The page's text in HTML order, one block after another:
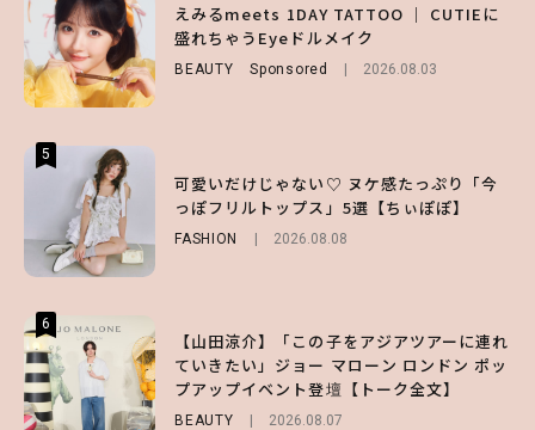
えみるmeets 1DAY TATTOO ｜ CUTIEに
盛れちゃうEyeドルメイク
BEAUTY Sponsored 2026.08.03
5
可愛いだけじゃない♡ ヌケ感たっぷり「今
っぽフリルトップス」5選【ちぃぽぽ】
FASHION 2026.08.08
6
【山田涼介】「この子をアジアツアーに連れ
ていきたい」ジョー マローン ロンドン ポッ
プアップイベント登壇【トーク全文】
BEAUTY 2026.08.07
【大原優乃】夏メイクはプレイフルに！ドキ
ッとしちゃう色っぽ“うるみ目”のつくり方
BEAUTY 2026.08.01
5
えみるmeets 1DAY TATTOO ｜ CUTIEに
盛れちゃうEyeドルメイク
BEAUTY Sponsored
6
【ハローキティ】がスシローと初コラボ♡
第1弾の気になるメニュー＆限定グッズを総
チェック！
LIFESTYLE 2026.07.31
第1弾の気になるメニュー＆限定グッズを総
チェック！
2026.07.31
5
月直伝♡ ドライシャンプー「バティスト」
を使ったプロ級スタイリング3選
Sponsored
6
【GU】夏の“主役級”アイテム決定！ヘルシ
ー＆可愛すぎる「大人の肌見せ」トップス3
選
FASHION 2026.07.19